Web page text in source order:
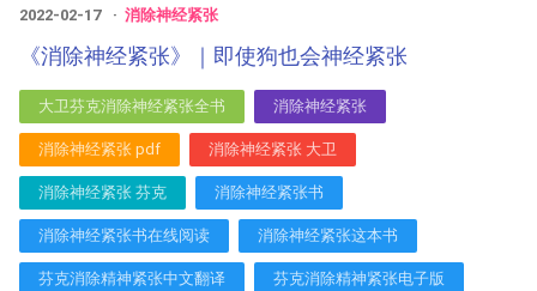
2022-02-17 消除神经紧张
《消除神经紧张》｜即使狗也会神经紧张
大卫芬克消除神经紧张全书 消除神经紧张
消除神经紧张 pdf 消除神经紧张 大卫
消除神经紧张 芬克 消除神经紧张书
消除神经紧张书在线阅读 消除神经紧张这本书
芬克消除精神紧张中文翻译 芬克消除精神紧张电子版